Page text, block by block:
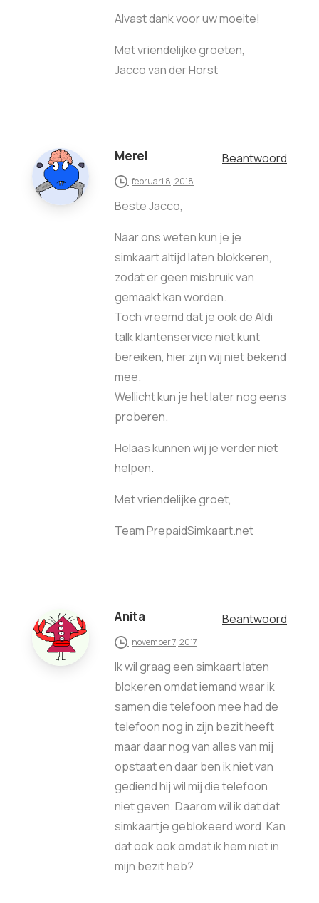
Alvast dank voor uw moeite!
Met vriendelijke groeten,
Jacco van der Horst
Merel Beantwoord
februari 8, 2018
Beste Jacco,
Naar ons weten kun je je
simkaart altijd laten blokkeren,
zodat er geen misbruik van
gemaakt kan worden.
Toch vreemd dat je ook de Aldi
talk klantenservice niet kunt
bereiken, hier zijn wij niet bekend
mee.
Wellicht kun je het later nog eens
proberen.
Helaas kunnen wij je verder niet
helpen.
Met vriendelijke groet,
Team PrepaidSimkaart.net
Anita Beantwoord
november 7, 2017
Ik wil graag een simkaart laten
blokeren omdat iemand waar ik
samen die telefoon mee had de
telefoon nog in zijn bezit heeft
maar daar nog van alles van mij
opstaat en daar ben ik niet van
gediend hij wil mij die telefoon
niet geven. Daarom wil ik dat dat
simkaartje geblokeerd word. Kan
dat ook ook omdat ik hem niet in
mijn bezit heb?